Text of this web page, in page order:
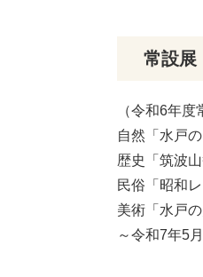
常設展
（令和6年度
自然「水戸
歴史「筑波
民俗「昭和
美術「水戸の
～令和7年5